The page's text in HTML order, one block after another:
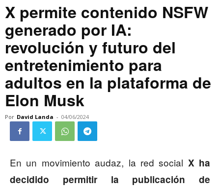
X permite contenido NSFW
generado por IA:
revolución y futuro del
entretenimiento para
adultos en la plataforma de
Elon Musk
Por David Landa - 04/06/2024
En un movimiento audaz, la red social X ha
decidido permitir la publicación de